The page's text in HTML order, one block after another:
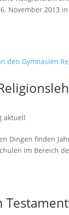
November 2013
aktuell
Dingen finden
im Bereich